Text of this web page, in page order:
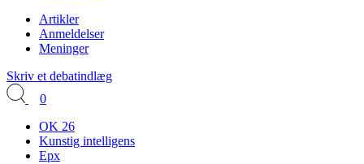
Artikler
Anmeldelser
Meninger
Skriv et debatindlæg
0
OK 26
Kunstig intelligens
Epx